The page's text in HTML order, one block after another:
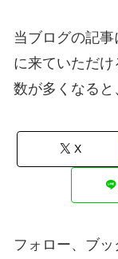
当ブログの記
に来ていただ
数が多くなると
X
フォロー、ブ